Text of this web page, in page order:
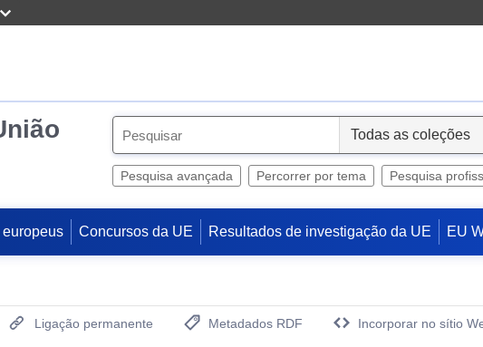
e
Pesquisa avançada Percorrer por tema Pesquisa
europeus Concursos da UE Resultados de investigação da UE EU
Ligação permanente
Metadados RDF
Incorporar no sítio